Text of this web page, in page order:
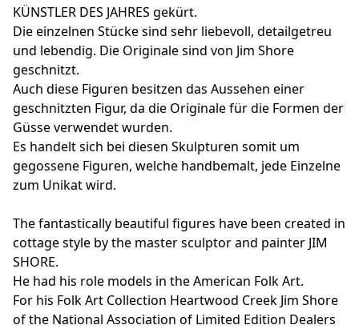
KÜNSTLER DES JAHRES gekürt.
Die einzelnen Stücke sind sehr liebevoll, detailgetreu
und lebendig. Die Originale sind von Jim Shore
geschnitzt.
Auch diese Figuren besitzen das Aussehen einer
geschnitzten Figur, da die Originale für die Formen der
Güsse verwendet wurden.
Es handelt sich bei diesen Skulpturen somit um
gegossene Figuren, welche handbemalt, jede Einzelne
zum Unikat wird.
The fantastically beautiful figures have been created in
cottage style by the master sculptor and painter JIM
SHORE.
He had his role models in the American Folk Art.
For his Folk Art Collection Heartwood Creek Jim Shore
of the National Association of Limited Edition Dealers